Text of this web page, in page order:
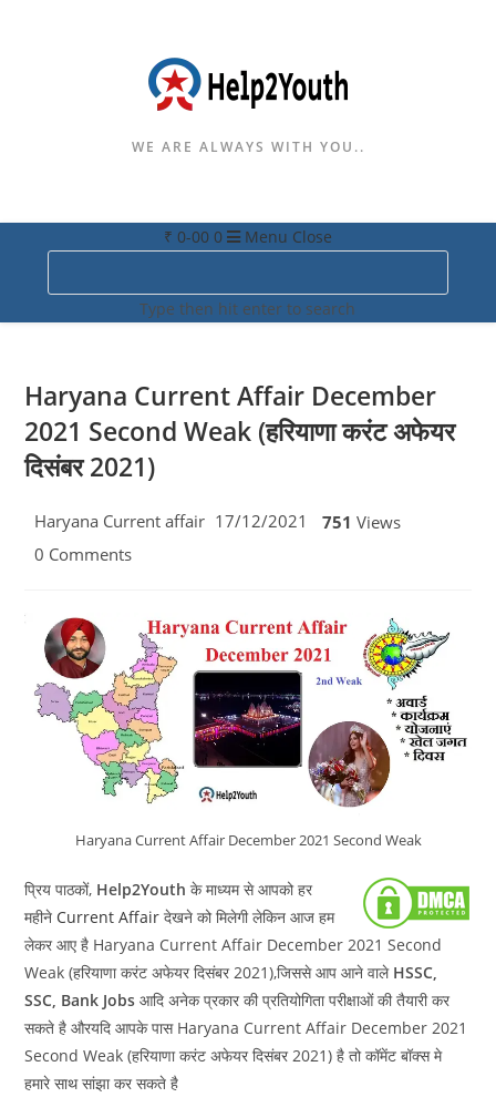
WE ARE ALWAYS WITH YOU..
₹ 0-00 0 Menu Close
this
website
Type then hit enter to search
Haryana Current Affair December
2021 Second Weak (हरियाणा करंट अफेयर
दिसंबर 2021)
Post
Haryana Current affairPost
17/12/2021 751 Views
Post
0 Comments
Haryana Current Affair December 2021 Second Weak
प्रिय पाठकों, Help2Youth के माध्यम से आपको हर
महीने Current Affair देखने को मिलेगी लेकिन आज हम
लेकर आए है Haryana Current Affair December 2021 Second
Weak (हरियाणा करंट अफेयर दिसंबर 2021),जिससे आप आने वाले HSSC,
SSC, Bank Jobs आदि अनेक प्रकार की प्रतियोगिता परीक्षाओं की तैयारी कर
सकते है औरयदि आपके पास Haryana Current Affair December 2021
Second Weak (हरियाणा करंट अफेयर दिसंबर 2021) है तो कॉमेंट बॉक्स मे
हमारे साथ सांझा कर सकते है